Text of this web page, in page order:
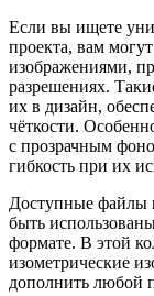
Если вы ищете
проекта, вам
изображениями,
разрешениях.
их в дизайн,
чёткости.
с прозрачным
гибкость при их
Доступные файлы
быть
формате. В этой
изометрические
дополнить любой